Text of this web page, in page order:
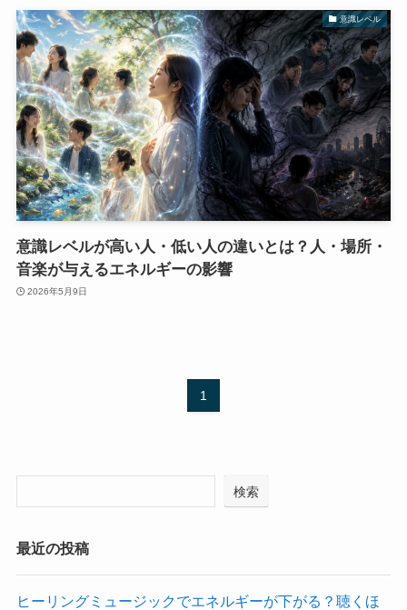
意識レベル
意識レベルが高い人・低い人の違いとは？人・場所・
音楽が与えるエネルギーの影響
2026年5月9日
1
検索
最近の投稿
ヒーリングミュージックでエネルギーが下がる？聴くほ